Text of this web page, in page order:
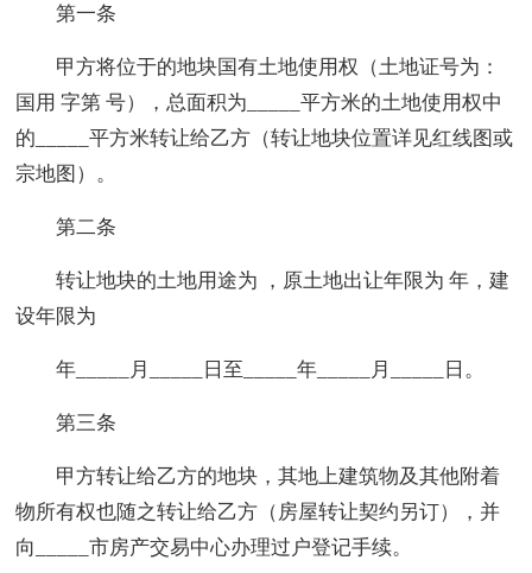
第一条
甲方将位于的地块国有土地使用权（土地证号为：
国用 字第 号），总面积为_____平方米的土地使用权中
的_____平方米转让给乙方（转让地块位置详见红线图或
宗地图）。
第二条
转让地块的土地用途为 ，原土地出让年限为 年，建
设年限为
年_____月_____日至_____年_____月_____日。
第三条
甲方转让给乙方的地块，其地上建筑物及其他附着
物所有权也随之转让给乙方（房屋转让契约另订），并
向_____市房产交易中心办理过户登记手续。